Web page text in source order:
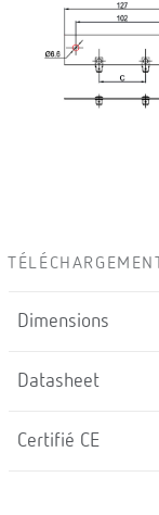
Dimensions
Datasheet
Certifié CE